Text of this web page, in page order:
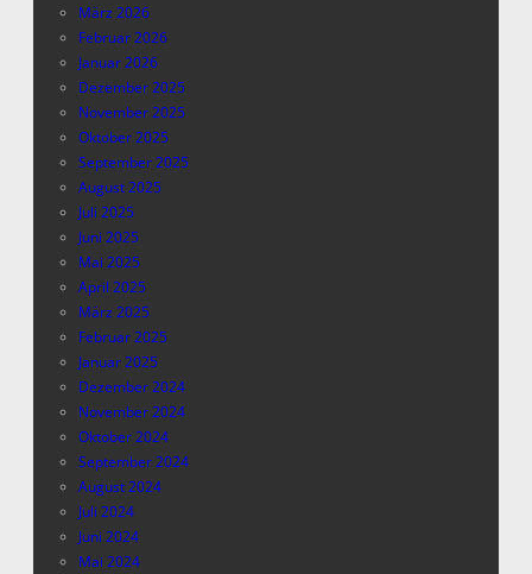
März 2026
Februar 2026
Januar 2026
Dezember 2025
November 2025
Oktober 2025
September 2025
August 2025
Juli 2025
Juni 2025
Mai 2025
April 2025
März 2025
Februar 2025
Januar 2025
Dezember 2024
November 2024
Oktober 2024
September 2024
August 2024
Juli 2024
Juni 2024
Mai 2024